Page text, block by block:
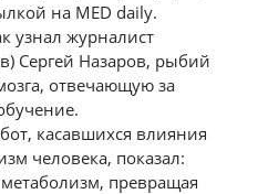
на MED daily.
узнал журналист
Сергей Назаров, рыбий
отвечающую за
касавшихся влияния
человека, показал:
превращая